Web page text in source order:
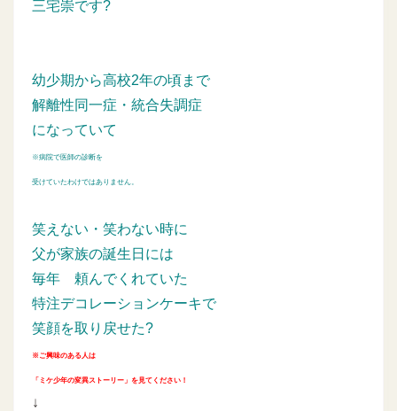
三宅崇です?
幼少期から高校2年の頃まで
解離性同一症・統合失調症
になっていて
※病院で医師の診断を
受けていたわけではありません。
笑えない・笑わない時に
父が家族の誕生日には
毎年 頼んでくれていた
特注デコレーションケーキで
笑顔を取り戻せた?
※ご興味のある人は
「ミケ少年の変異ストーリー」を見てください！
↓